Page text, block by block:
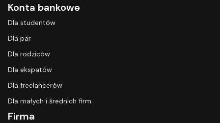
Konta bankowe
Dla studentów
Dla par
Dla rodziców
Dla ekspatów
Dla freelancerów
Dla małych i średnich firm
Firma